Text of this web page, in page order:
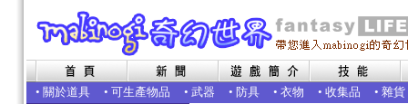
• 關於道具 • 可生產物品 • 武器 • 防具 • 衣物 • 收集品 • 雜貨